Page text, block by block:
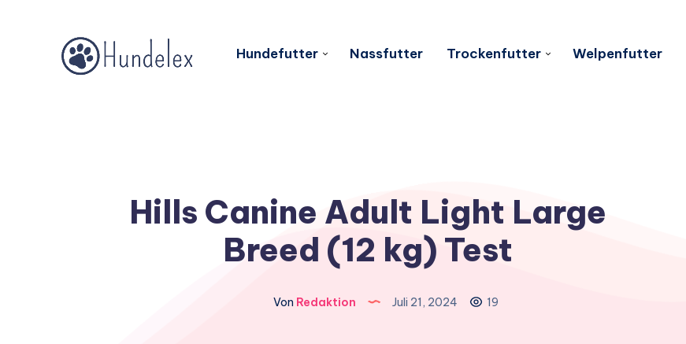
Hundefutter Nassfutter Trockenfutter Welpenfutter
Hills Canine Adult Light Large
Breed (12 kg) Test
Von Redaktion Juli 21, 2024 19